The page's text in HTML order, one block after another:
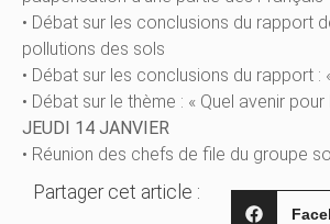
• Débat sur les conclusions du rapport
pollutions des sols
• Débat sur les conclusions du rapport :
• Débat sur le thème : « Quel avenir
JEUDI 14 JANVIER
• Réunion des chefs de file du groupe
Partager cet article :